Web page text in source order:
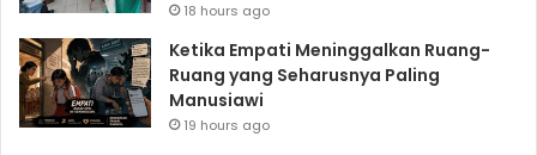
18 hours ago
Ketika Empati Meninggalkan Ruang-
Ruang yang Seharusnya Paling
Manusiawi
19 hours ago